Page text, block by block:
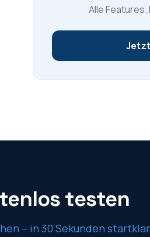
Alle Features.
testen
– in 30 Sekunden